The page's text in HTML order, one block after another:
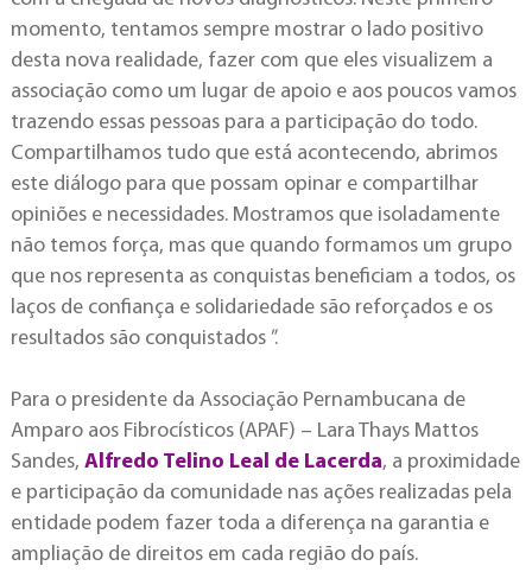
momento, tentamos sempre mostrar o lado positivo
desta nova realidade, fazer com que eles visualizem a
associação como um lugar de apoio e aos poucos vamos
trazendo essas pessoas para a participação do todo.
Compartilhamos tudo que está acontecendo, abrimos
este diálogo para que possam opinar e compartilhar
opiniões e necessidades. Mostramos que isoladamente
não temos força, mas que quando formamos um grupo
que nos representa as conquistas beneficiam a todos, os
laços de confiança e solidariedade são reforçados e os
resultados são conquistados ”.
Para o presidente da Associação Pernambucana de
Amparo aos Fibrocísticos (APAF) – Lara Thays Mattos
Sandes, Alfredo Telino Leal de Lacerda, a proximidade
e participação da comunidade nas ações realizadas pela
entidade podem fazer toda a diferença na garantia e
ampliação de direitos em cada região do país.